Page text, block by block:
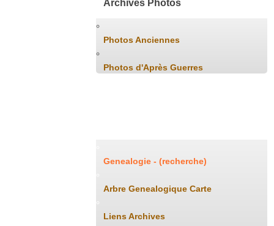
Archives Photos
Photos Anciennes
Photos d'Après Guerres
Genealogie - (recherche)
Arbre Genealogique Carte
Liens Archives